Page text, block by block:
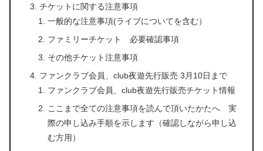
チケットに関する注意事項
一般的な注意事項(ライブについてを含む）
ファミリーチケット 必要確認事項
その他チケット注意事項
ファンクラブ会員、club夜遊先行販売 3月10日まで
ファンクラブ会員、club夜遊先行販売チケット情報
ここまで全ての注意事項を読んで頂いたかたへ 実
際の申し込み手順を示します（確認しながら申し込
む方用）